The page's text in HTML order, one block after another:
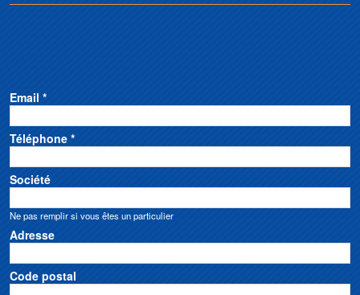
Email *
Téléphone *
Société
Ne pas remplir si vous êtes un particulier
Adresse
Code postal